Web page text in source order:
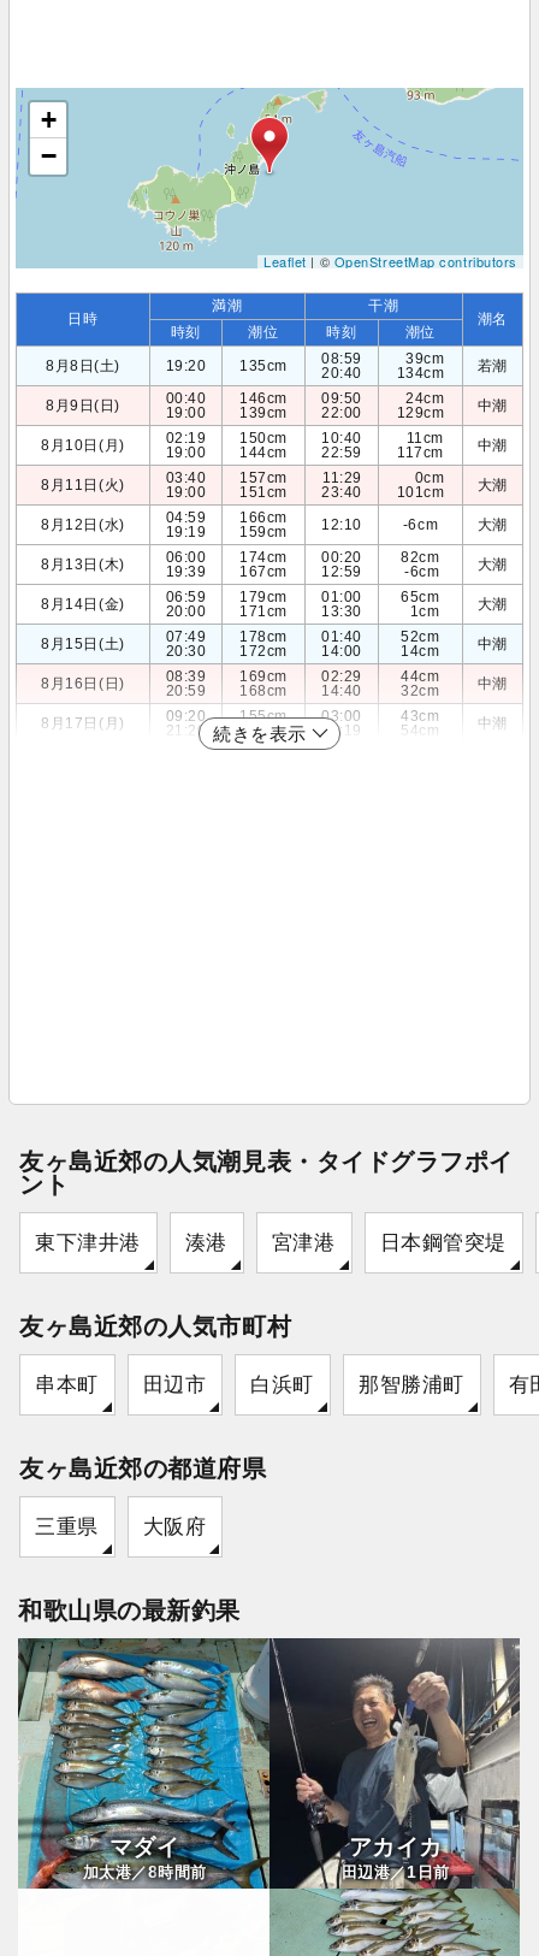
+
−
Leaflet| ©OpenStreetMap contributors
日時
満潮 干潮
潮名
時刻 潮位 時刻
潮位
8月8日(土)
19:20 135cm
08:59
20:40
39cm
134cm
若潮
8月9日(日)
00:40
19:00
146cm
139cm
09:50
22:00
24cm
129cm
中潮
8月10日(月)
02:19
19:00
150cm
144cm
10:40
22:59
11cm
117cm
中潮
8月11日(火)
03:40
19:00
157cm
151cm
11:29
23:40
0cm
101cm
大潮
8月12日(水)
04:59
19:19
166cm
159cm
12:10 -6cm 大潮
8月13日(木)
06:00
19:39
174cm
167cm
00:20
12:59
82cm
-6cm
大潮
8月14日(金)
06:59
20:00
179cm
171cm
01:00
13:30
65cm
1cm
大潮
8月15日(土)
07:49
20:30
178cm
172cm
01:40
14:00
52cm
14cm
中潮
8月16日(日)
08:39
20:59
169cm
168cm
02:29
14:40
44cm
32cm
中潮
8月17日(月)
09:20
21:20
155cm
162cm
03:00
15:19
43cm
54cm
中潮
続きを表示
友ヶ島近郊の人気潮見表・タイドグラフポイ
ント
東下津井港 湊港 宮津港 日本鋼管突堤
友ヶ島近郊の人気市町村
串本町 田辺市 白浜町 那智勝浦町 有
友ヶ島近郊の都道府県
三重県 大阪府
和歌山県の最新釣果
マダイ
加太港／8時間前
アカイカ
田辺港／1 日前